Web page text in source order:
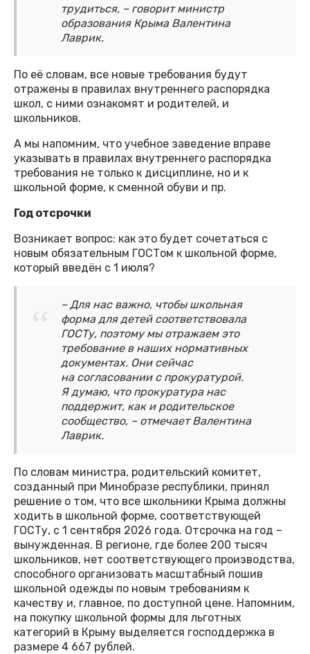
трудиться, – говорит министр
образования Крыма Валентина
Лаврик.
По её словам, все новые требования будут
отражены в правилах внутреннего распорядка
школ, с ними ознакомят и родителей, и
школьников.
А мы напомним, что учебное заведение вправе
указывать в правилах внутреннего распорядка
требования не только к дисциплине, но и к
школьной форме, к сменной обуви и пр.
Год отсрочки
Возникает вопрос: как это будет сочетаться с
новым обязательным ГОСТом к школьной форме,
который введён с 1 июля?
– Для нас важно, чтобы школьная
форма для детей соответствовала
ГОСТу, поэтому мы отражаем это
требование в наших нормативных
документах. Они сейчас
на согласовании с прокуратурой.
Я думаю, что прокуратура нас
поддержит, как и родительское
сообщество, – отмечает Валентина
Лаврик.
По словам министра, родительский комитет,
созданный при Минобразе республики, принял
решение о том, что все школьники Крыма должны
ходить в школьной форме, соответствующей
ГОСТу, с 1 сентября 2026 года. Отсрочка на год –
вынужденная. В регионе, где более 200 тысяч
школьников, нет соответствующего производства,
способного организовать масштабный пошив
школьной одежды по новым требованиям к
качеству и, главное, по доступной цене. Напомним,
на покупку школьной формы для льготных
категорий в Крыму выделяется господдержка в
размере 4 667 рублей.